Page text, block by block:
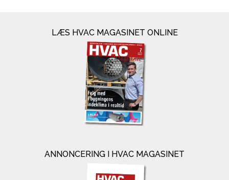
LÆS HVAC MAGASINET ONLINE
ANNONCERING I HVAC MAGASINET